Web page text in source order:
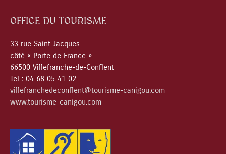
OFFICE DU TOURISME
33 rue Saint Jacques
côté « Porte de France »
66500 Villefranche-de-Conflent
Tel : 04 68 05 41 02
villefranchedeconflent@tourisme-canigou.com
www.tourisme-canigou.com